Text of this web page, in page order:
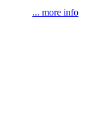
... more info